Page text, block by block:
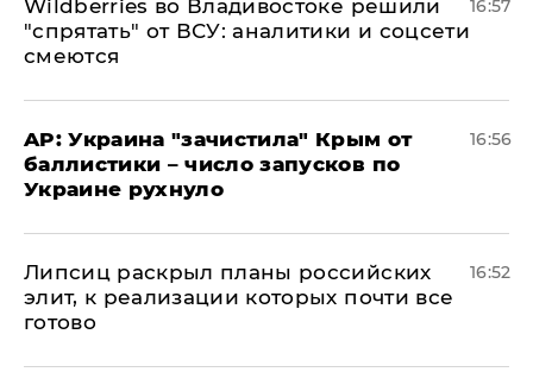
Wildberries во Владивостоке решили
"спрятать" от ВСУ: аналитики и соцсети
смеются
16:57
AP: Украина "зачистила" Крым от
баллистики – число запусков по
Украине рухнуло
16:56
Липсиц раскрыл планы российских
элит, к реализации которых почти все
готово
16:52